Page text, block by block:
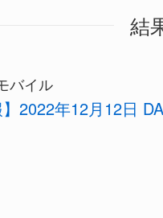
結
バイル
】2022年12月12日